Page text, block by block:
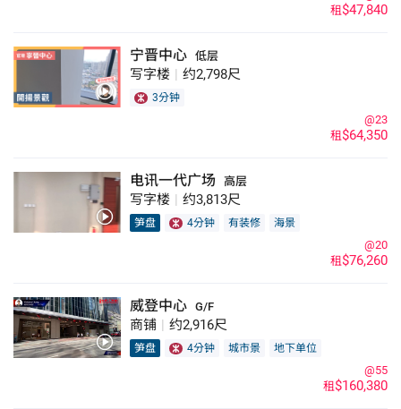
租$47,840
宁晋中心 低层
写字楼 约2,798尺
3分钟
租$64,350
@23
电讯一代广场 高层
写字楼 约3,813尺
笋盘 4分钟 有装修 海景
租$76,260
@20
威登中心 G/F
商铺 约2,916尺
笋盘 4分钟 城市景 地下单位
租$160,380
@55